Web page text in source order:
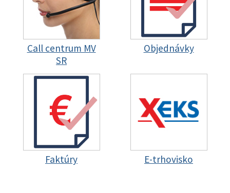
Call centrum MV
SR
Objednávky
Faktúry E-trhovisko